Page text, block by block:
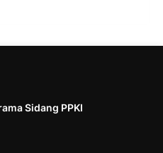
Sidang PPKI